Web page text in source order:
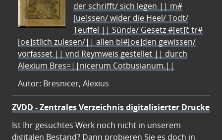
der schrifft/ sich legen || m#
[ue]ssen/ wider die Heel/ Todt/
Teuffel || Sünde/ Gesetz #[et]c̃ tr#
[oe]stlich zulesen/|| allen bl#[oe]den gewissen/
vorfasset || vnd Reymweis gestellet || durch
Alexium Bres=||nicerum Cotbusianum.||
Autor: Bresnicer, Alexius
ZVDD - Zentrales Verzeichnis digitalisierter Drucke
Ist Ihr gesuchtes Werk noch nicht in unserem
digitalen Bestand? Dann probieren Sie es doch in